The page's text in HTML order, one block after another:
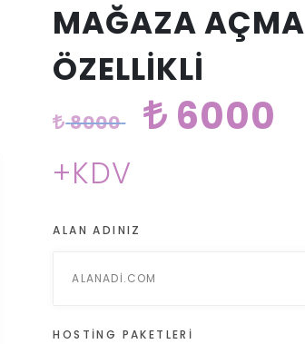
MAĞAZA AÇMA
ÖZELLİKLİ
8000 6000
+KDV
ALAN ADINIZ
HOSTING PAKETLERI